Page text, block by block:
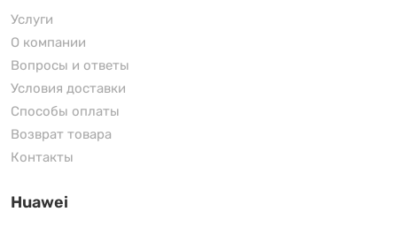
Услуги
О компании
Вопросы и ответы
Условия доставки
Способы оплаты
Возврат товара
Контакты
Huawei